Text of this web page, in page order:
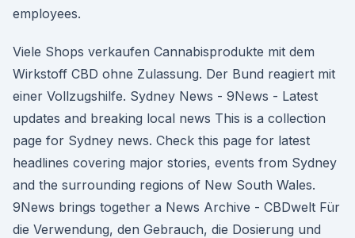
employees.
Viele Shops verkaufen Cannabisprodukte mit dem
Wirkstoff CBD ohne Zulassung. Der Bund reagiert mit
einer Vollzugshilfe. Sydney News - 9News - Latest
updates and breaking local news This is a collection
page for Sydney news. Check this page for latest
headlines covering major stories, events from Sydney
and the surrounding regions of New South Wales.
9News brings together a News Archive - CBDwelt Für
die Verwendung, den Gebrauch, die Dosierung und